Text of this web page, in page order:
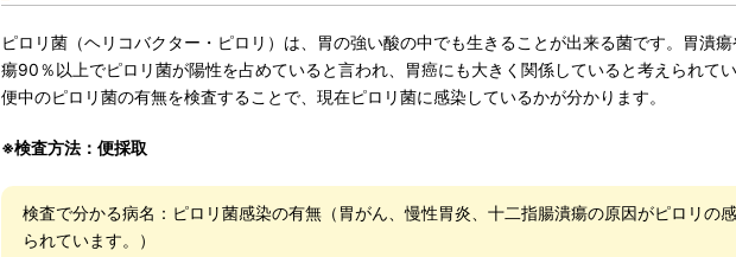
ピロリ菌（ヘリコバクター・ピロリ）は、胃の強い酸の中でも生きることが出来る菌です。胃潰
瘍90％以上でピロリ菌が陽性を占めていると言われ、胃癌にも大きく関係していると考えられてい
便中のピロリ菌の有無を検査することで、現在ピロリ菌に感染しているかが分かります。
※検査方法：便採取
検査で分かる病名：ピロリ菌感染の有無（胃がん、慢性胃炎、十二指腸潰瘍の原因がピロリの
られています。）